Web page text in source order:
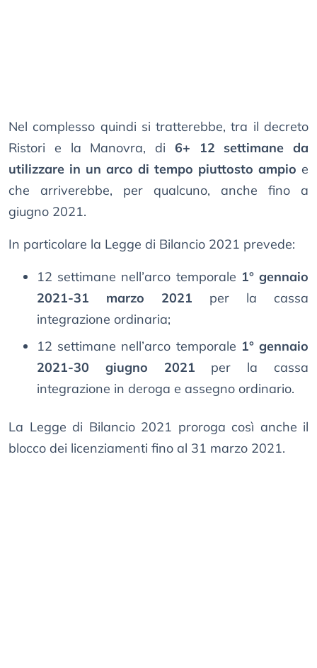
Nel complesso quindi si tratterebbe, tra il decreto
Ristori e la Manovra, di 6+ 12 settimane da
utilizzare in un arco di tempo piuttosto ampio e
che arriverebbe, per qualcuno, anche fino a
giugno 2021.
In particolare la Legge di Bilancio 2021 prevede:
12 settimane nell’arco temporale 1° gennaio
2021-31 marzo 2021 per la cassa
integrazione ordinaria;
12 settimane nell’arco temporale 1° gennaio
2021-30 giugno 2021 per la cassa
integrazione in deroga e assegno ordinario.
La Legge di Bilancio 2021 proroga così anche il
blocco dei licenziamenti fino al 31 marzo 2021.